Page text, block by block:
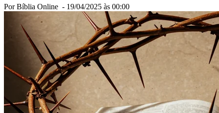
Por Bíblia Online - 19/04/2025 às 00:00